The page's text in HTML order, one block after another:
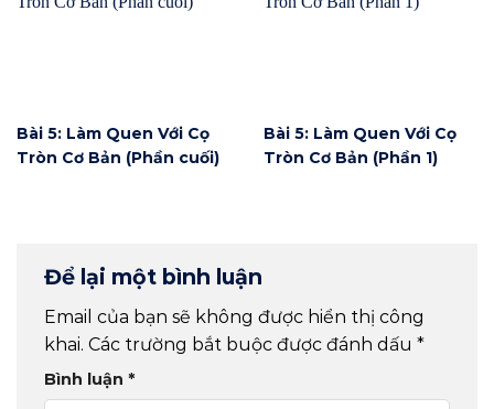
Bài 5: Làm Quen Với Cọ
Tròn Cơ Bản (Phần cuối)
Bài 5: Làm Quen Với Cọ
Tròn Cơ Bản (Phần 1)
Để lại một bình luận
Email của bạn sẽ không được hiển thị công
khai. Các trường bắt buộc được đánh dấu *
Bình luận *